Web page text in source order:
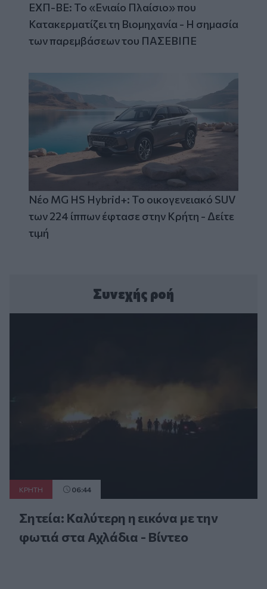
ΕΧΠ-ΒΕ: Το «Ενιαίο Πλαίσιο» που
Κατακερματίζει τη Βιομηχανία - Η σημασία
των παρεμβάσεων του ΠΑΣΕΒΙΠΕ
Νέο MG HS Hybrid+: Το οικογενειακό SUV
των 224 ίππων έφτασε στην Κρήτη - Δείτε
τιμή
Συνεχής ροή
ΚΡΗΤΗ 06:44
Σητεία: Καλύτερη η εικόνα με την
φωτιά στα Αχλάδια - Βίντεο